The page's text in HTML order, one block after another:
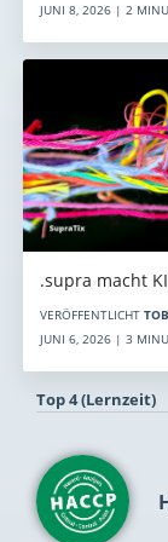
JUNI 8, 2026 | 2
.supra macht
VERÖFFENTLICHT
JUNI 6, 2026 | 3
Top 4 (Lernzeit)